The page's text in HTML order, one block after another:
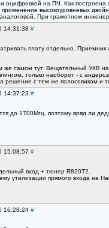
оцифровкой на ПЧ. Как построена
высокоуровневых
При грамотном
14:31:38 #
плату отдельно.
же самом тут. Вещательный УКВ
только наоборот - с
а решение с тем же полосовиком и
14:37:23 #
до 1700Мгц, поэтому вряд ли
15:08:57 #
вход + тюнер R820T2.
утилизации прямого входа на
16:28:24 #